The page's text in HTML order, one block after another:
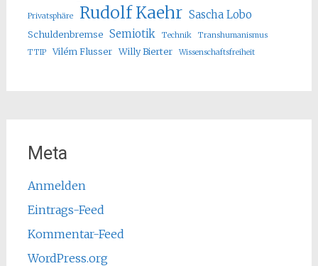
Privatsphäre Rudolf Kaehr Sascha Lobo
Schuldenbremse Semiotik Technik
Transhumanismus
TTIP
Vilém Flusser Willy Bierter Wissenschaftsfreiheit
Meta
Anmelden
Eintrags-Feed
Kommentar-Feed
WordPress.org